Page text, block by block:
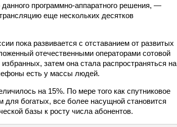
программно-аппаратного решения, —
еще нескольких десятков
пока развивается с отставанием от развитых
отечественными операторами сотовой
затем она стала распространяться на
есть у массы людей.
на 15%. По мере того как спутниковое
для богатых, все более насущной становится
базы к росту числа абонентов.